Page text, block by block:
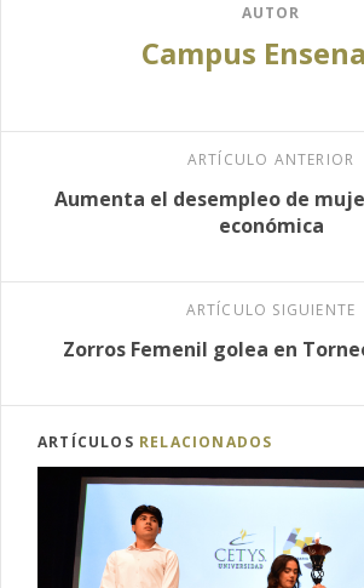
AUTOR
Campus
ARTÍCULO ANTERIOR
Aumenta el desempleo de
económica
ARTÍCULO SIGUIENTE
Zorros Femenil golea en
ARTÍCULOS RELACIONADOS